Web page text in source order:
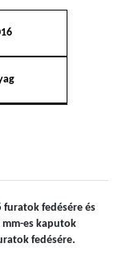
furatok fedésére és
mm-es kaputok
fedésére.